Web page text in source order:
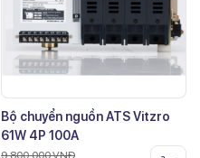
Bộ chuyển nguồn ATS Vitzro
61W 4P 100A
9.800.000VNĐ